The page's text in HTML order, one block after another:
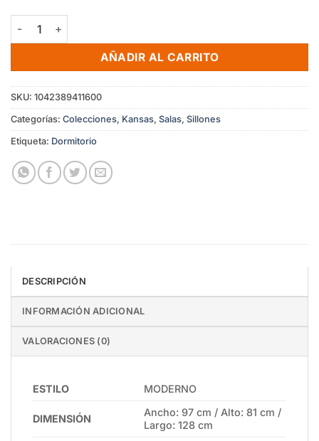
Sillón Kansas cantidad
AÑADIR AL CARRITO
SKU: 1042389411600
Categorías: Colecciones, Kansas, Salas, Sillones
Etiqueta: Dormitorio
DESCRIPCIÓN
INFORMACIÓN ADICIONAL
VALORACIONES (0)
ESTILO MODERNO
DIMENSIÓN
Ancho: 97 cm / Alto: 81 cm /
Largo: 128 cm